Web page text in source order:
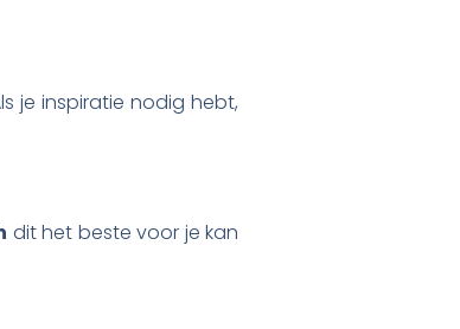
je inspiratie nodig hebt,
dit het beste voor je kan